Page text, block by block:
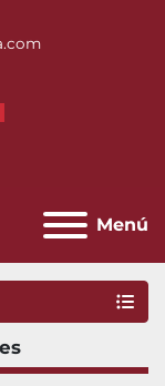
Menú